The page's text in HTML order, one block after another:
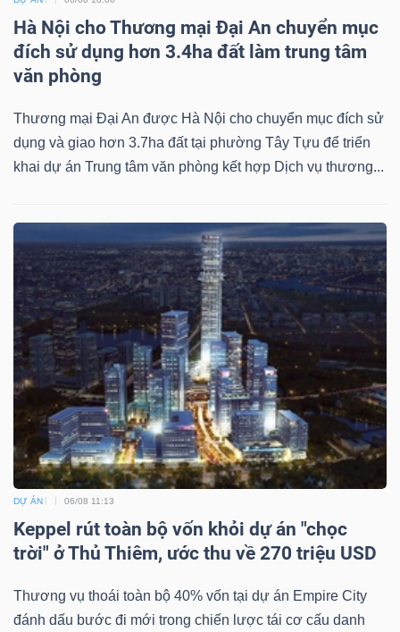
Hà Nội cho Thương mại Đại An chuyển mục
đích sử dụng hơn 3.4ha đất làm trung tâm
văn phòng
Thương mại Đại An được Hà Nội cho chuyển mục đích sử
dụng và giao hơn 3.7ha đất tại phường Tây Tựu để triển
khai dự án Trung tâm văn phòng kết hợp Dịch vụ thương...
DỰ ÁN 06/08 11:13
Keppel rút toàn bộ vốn khỏi dự án "chọc
trời" ở Thủ Thiêm, ước thu về 270 triệu USD
Thương vụ thoái toàn bộ 40% vốn tại dự án Empire City
đánh dấu bước đi mới trong chiến lược tái cơ cấu danh